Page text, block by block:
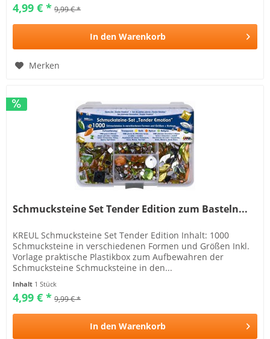
4,99 € * 9,99 € *
In den Warenkorb
Merken
Schmucksteine Set Tender Edition zum Basteln...
KREUL Schmucksteine Set Tender Edition Inhalt: 1000
Schmucksteine in verschiedenen Formen und Größen Inkl.
Vorlage praktische Plastikbox zum Aufbewahren der
Schmucksteine Schmucksteine in den...
Inhalt 1 Stück
4,99 € * 9,99 € *
In den Warenkorb